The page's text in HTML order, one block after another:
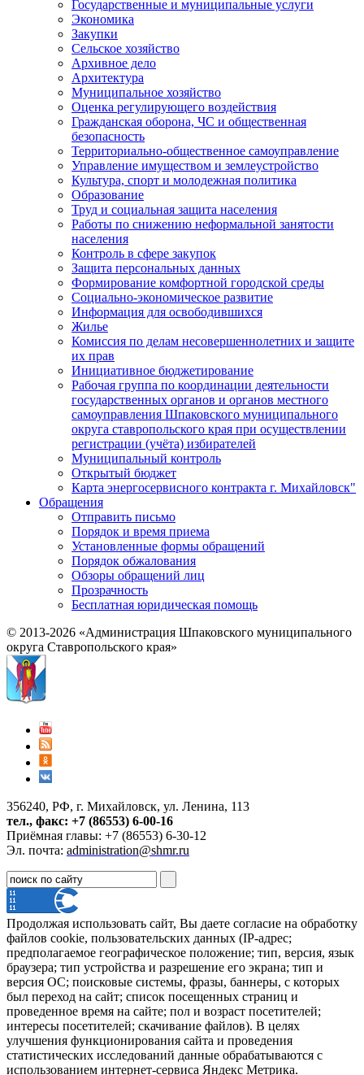
Государственные и муниципальные услуги
Экономика
Закупки
Сельское хозяйство
Архивное дело
Архитектура
Муниципальное хозяйство
Оценка регулирующего воздействия
Гражданская оборона, ЧС и общественная
безопасность
Территориально-общественное самоуправление
Управление имуществом и землеустройство
Культура, спорт и молодежная политика
Образование
Труд и социальная защита населения
Работы по снижению неформальной занятости
населения
Контроль в сфере закупок
Защита персональных данных
Формирование комфортной городской среды
Социально-экономическое развитие
Информация для освободившихся
Жилье
Комиссия по делам несовершеннолетних и защите
их прав
Инициативное бюджетирование
Рабочая группа по координации деятельности
государственных органов и органов местного
самоуправления Шпаковского муниципального
округа ставропольского края при осуществлении
регистрации (учёта) избирателей
Муниципальный контроль
Открытый бюджет
Карта энергосервисного контракта г. Михайловск"
Обращения
Отправить письмо
Порядок и время приема
Установленные формы обращений
Порядок обжалования
Обзоры обращений лиц
Прозрачность
Бесплатная юридическая помощь
© 2013-2026 «Администрация Шпаковского муниципального
округа Ставропольского края»
356240, РФ, г. Михайловск, ул. Ленина, 113
тел., факс: +7 (86553) 6-00-16
Приёмная главы: +7 (86553) 6-30-12
Эл. почта: administration@shmr.ru
Продолжая использовать сайт, Вы даете согласие на обработку
файлов cookie, пользовательских данных (IP-адрес;
предполагаемое географическое положение; тип, версия, язык
браузера; тип устройства и разрешение его экрана; тип и
версия ОС; поисковые системы, фразы, баннеры, с которых
был переход на сайт; список посещенных страниц и
проведенное время на сайте; пол и возраст посетителей;
интересы посетителей; скачивание файлов). В целях
улучшения функционирования сайта и проведения
статистических исследований данные обрабатываются с
использованием интернет-сервиса Яндекс Метрика.